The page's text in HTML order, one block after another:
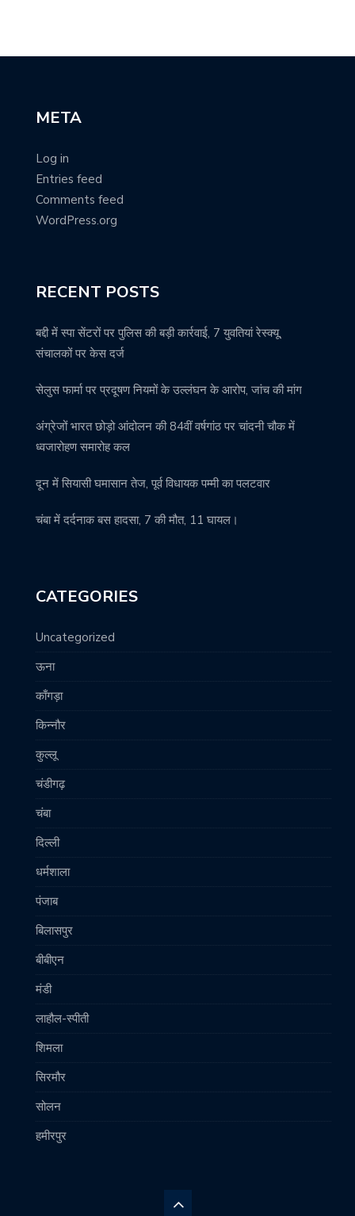
META
Log in
Entries feed
Comments feed
WordPress.org
RECENT POSTS
बद्दी में स्पा सेंटरों पर पुलिस की बड़ी कार्रवाई, 7 युवतियां रेस्क्यू,
संचालकों पर केस दर्ज
सेलुस फार्मा पर प्रदूषण नियमों के उल्लंघन के आरोप, जांच की मांग
अंग्रेजों भारत छोड़ो आंदोलन की 84वीं वर्षगांठ पर चांदनी चौक में
ध्वजारोहण समारोह कल
दून में सियासी घमासान तेज, पूर्व विधायक पम्मी का पलटवार
चंबा में दर्दनाक बस हादसा, 7 की मौत, 11 घायल।
CATEGORIES
Uncategorized
ऊना
काँगड़ा
किन्नौर
कुल्लू
चंडीगढ़
चंबा
दिल्ली
धर्मशाला
पंजाब
बिलासपुर
बीबीएन
मंडी
लाहौल-स्पीती
शिमला
सिरमौर
सोलन
हमीरपुर